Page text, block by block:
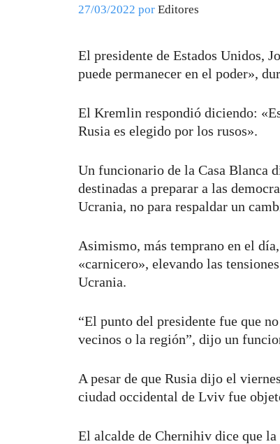
27/03/2022 por Editores
El presidente de Estados Unidos,
puede permanecer en el poder»,
El Kremlin respondió diciendo:
Rusia es elegido por los rusos».
Un funcionario de la Casa Blanca
destinadas a preparar a las
Ucrania, no para respaldar un
Asimismo, más temprano en el
«carnicero», elevando las
Ucrania.
“El punto del presidente fue que
vecinos o la región”, dijo un
A pesar de que Rusia dijo el
ciudad occidental de Lviv fue
El alcalde de Chernihiv dice que